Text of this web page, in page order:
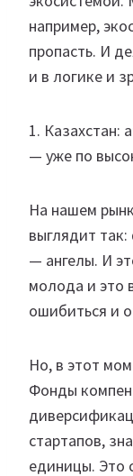
например,
пропасть. И
и в логике и
1. Казахстан:
— уже по
На нашем
выглядит
— ангелы. И
молода и это
ошибиться и
Но, в этот
Фонды
стартапов,
единицы. Это